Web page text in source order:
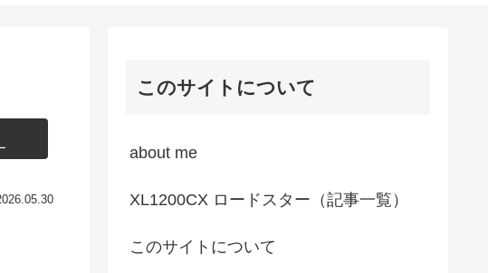
このサイトについて
about me
XL1200CX ロードスター（記事一覧）
このサイトについて